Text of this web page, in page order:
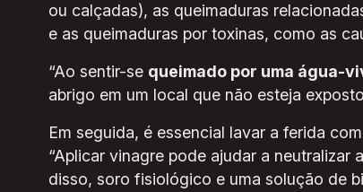
ou calçadas), as queimaduras
e as queimaduras por toxinas, como as
“Ao sentir-se queimado por uma água-
abrigo em um local que não esteja
Em seguida, é essencial lavar a ferida
“Aplicar vinagre pode ajudar a neutralizar
disso, soro fisiológico e uma solução de